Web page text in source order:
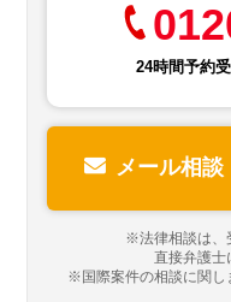
24時間予約
メール相談
※法律相談は、
直接弁護士
※国際案件の相談に関し